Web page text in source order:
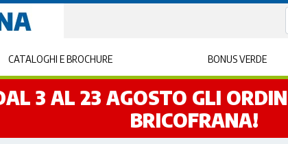
CATALOGHI E BROCHURE BONUS VERDE
3 AL 23 AGOSTO GLI
BRICOFRANA!